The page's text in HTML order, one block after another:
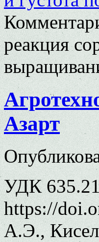
реакция
Азарт
УДК
https://
А.Э.,